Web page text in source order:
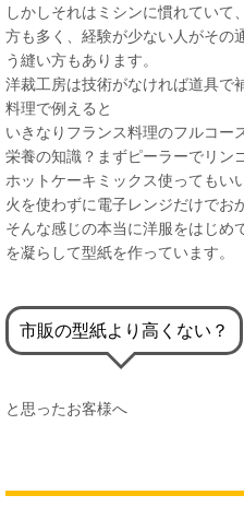
しかしそれはミシンに慣れていて
方も多く、経験が少ない人がその
う縫い方もあります。
洋裁工房は技術がなければ道具で
料理で例えると
いきなりフランス料理のフルコー
栄養の知識？まずピーラーでリン
ホットケーキミックス使ってもいい
火を使わずに電子レンジだけでお
そんな感じの本当に洋服をはじめ
を凝らして型紙を作っています。
市販の型紙より高くない？
と思ったお客様へ